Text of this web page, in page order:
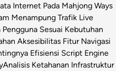
Internet Pada Mahjong Ways
Menampung Trafik Live
Sesuai Kebutuhan
Aksesibilitas Fitur Navigasi
Efisiensi Script Engine
Analisis Ketahanan Infrastruktur